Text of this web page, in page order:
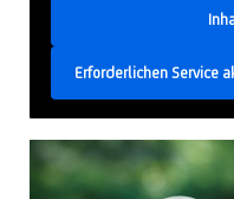
Erforderlichen Service